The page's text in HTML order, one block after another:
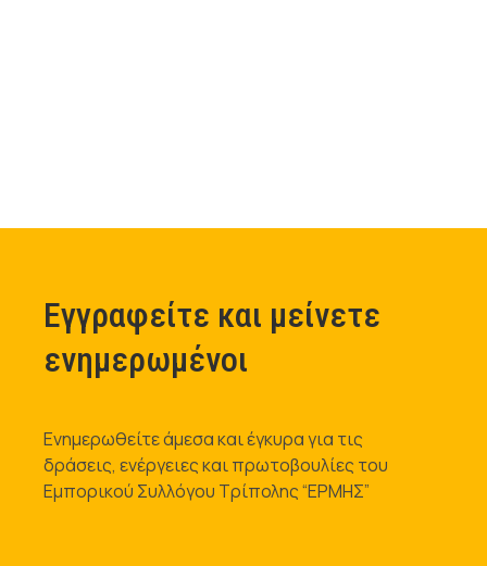
Εγγραφείτε και μείνετε
ενημερωμένοι
Ενημερωθείτε άμεσα και έγκυρα για τις
δράσεις, ενέργειες και πρωτοβουλίες του
Εμπορικού Συλλόγου Τρίπολης “ΕΡΜΗΣ”